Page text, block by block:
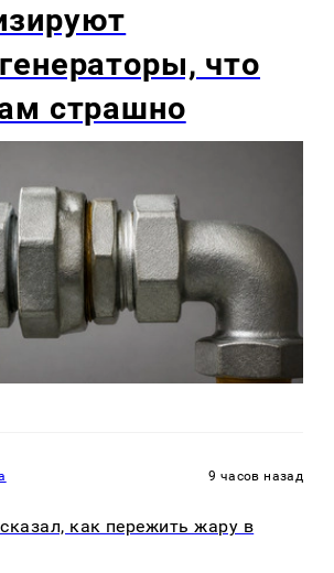
что
страшно
9 часов назад
как пережить жару в